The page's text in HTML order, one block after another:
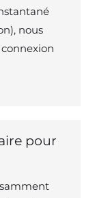
nous
pour